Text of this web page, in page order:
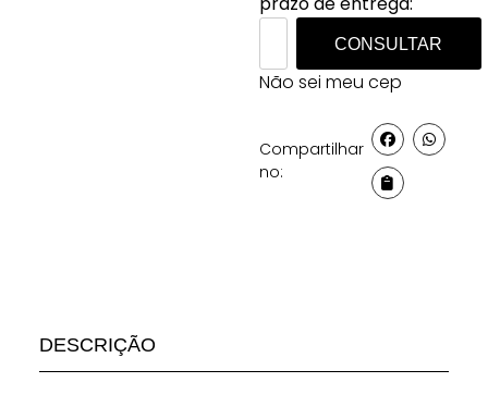
CONSULTAR
Não sei meu cep
Compartilhar
no:
DESCRIÇÃO